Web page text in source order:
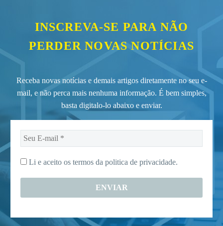
INSCREVA-SE PARA NÃO
PERDER NOVAS NOTÍCIAS
Receba novas notícias e demais artigos diretamente no seu e-
mail, e não perca mais nenhuma informação. É bem simples,
basta digitalo-lo abaixo e enviar.
Seu
E-
mail
*
Li e aceito os termos da politica de privacidade.